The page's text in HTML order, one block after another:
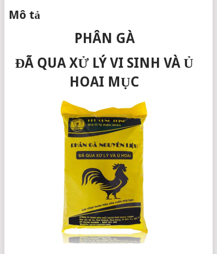
Mô tả
PHÂN GÀ
ĐÃ QUA XỬ LÝ VI SINH VÀ Ủ
HOAI MỤC